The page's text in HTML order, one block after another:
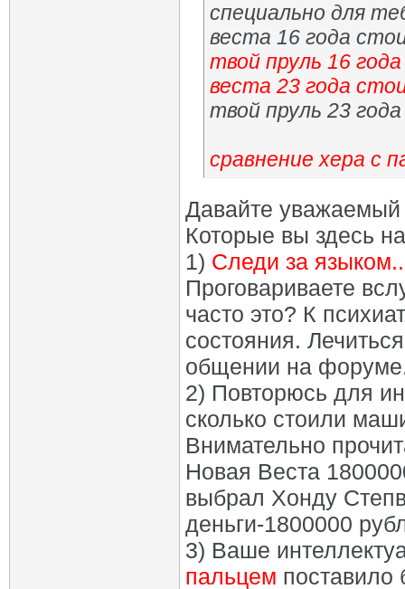
специально для
веста 16 года
твой пруль 16
веста 23 года
твой пруль 23
сравнение хера с
Давайте
Которые вы здесь
1) Следи за
Проговариваете
часто это? К
состояния.
общении на
2) Повторюсь для
сколько стоили
Внимательно
Новая Веста
выбрал Хонду
деньги-1800000
3) Ваше
пальцем поставило